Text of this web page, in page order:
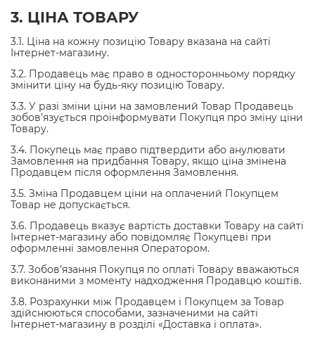
3. ЦІНА ТОВАРУ
3.1. Ціна на кожну позицію Товару вказана на сайті
Інтернет-магазину.
3.2. Продавець має право в односторонньому порядку
змінити ціну на будь-яку позицію Товару.
3.3. У разі зміни ціни на замовлений Товар Продавець
зобов’язується проінформувати Покупця про зміну ціни
Товару.
3.4. Покупець має право підтвердити або анулювати
Замовлення на придбання Товару, якщо ціна змінена
Продавцем після оформлення Замовлення.
3.5. Зміна Продавцем ціни на оплачений Покупцем
Товар не допускається.
3.6. Продавець вказує вартість доставки Товару на сайті
Інтернет-магазину або повідомляє Покупцеві при
оформленні замовлення Оператором.
3.7. Зобов’язання Покупця по оплаті Товару вважаються
виконаними з моменту надходження Продавцю коштів.
3.8. Розрахунки між Продавцем і Покупцем за Товар
здійснюються способами, зазначеними на сайті
Інтернет-магазину в розділі «Доставка і оплата».